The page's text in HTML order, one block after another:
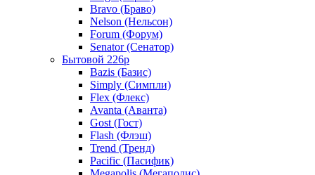
Bravo (Браво)
Nelson (Нельсон)
Forum (Форум)
Senator (Сенатор)
Бытовой 226р
Bazis (Базис)
Simply (Симпли)
Flex (Флекс)
Avanta (Аванта)
Gost (Гост)
Flash (Флэш)
Trend (Тренд)
Pacific (Пасифик)